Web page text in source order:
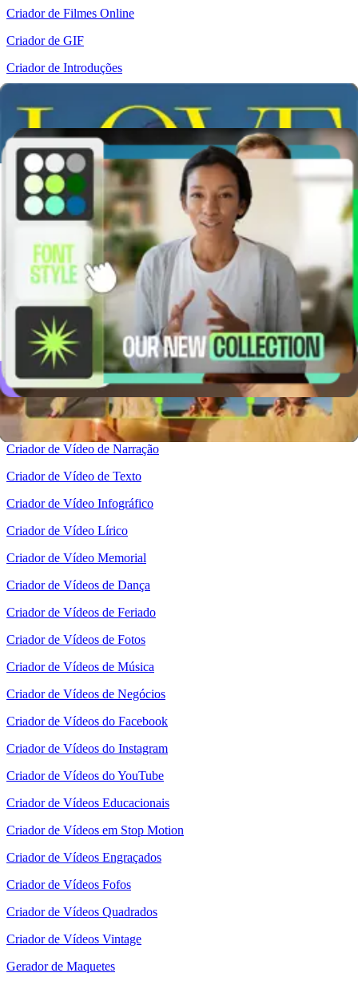
Criador de Filmes Online
Criador de GIF
Criador de Introduções
Criador de Montagem
Criador de Texto Animado
Criador de Trailer
Criador de Vídeo
Criador de Vídeo de Agradecimento
Criador de Vídeo de Aniversário
Criador de Vídeo de Anúncio
Criador de Vídeo de Apresentação de Slides
Criador de Vídeo de Casamento
Criador de Vídeo de Convite
Criador de Vídeo de Formatura
Criador de Vídeo de Mídia Social
Criador de Vídeo de Narração
Criador de Vídeo de Texto
Criador de Vídeo Infográfico
Criador de Vídeo Lírico
Criador de Vídeo Memorial
Criador de Vídeos de Dança
Criador de Vídeos de Feriado
Criador de Vídeos de Fotos
Criador de Vídeos de Música
Criador de Vídeos de Negócios
Criador de Vídeos do Facebook
Criador de Vídeos do Instagram
Criador de Vídeos do YouTube
Criador de Vídeos Educacionais
Criador de Vídeos em Stop Motion
Criador de Vídeos Engraçados
Criador de Vídeos Fofos
Criador de Vídeos Quadrados
Criador de Vídeos Vintage
Gerador de Maquetes